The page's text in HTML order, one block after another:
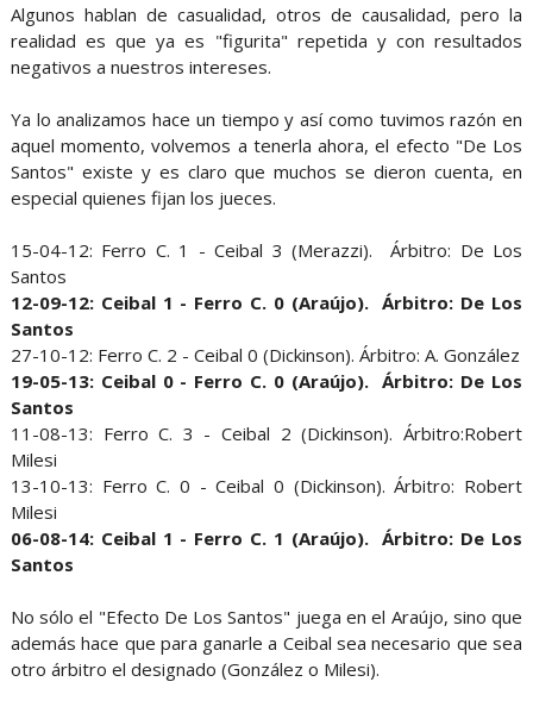
Algunos hablan de casualidad, otros de causalidad, pero la
realidad es que ya es "figurita" repetida y con resultados
negativos a nuestros intereses.
Ya lo analizamos hace un tiempo y así como tuvimos razón en
aquel momento, volvemos a tenerla ahora, el efecto "De Los
Santos" existe y es claro que muchos se dieron cuenta, en
especial quienes fijan los jueces.
15-04-12: Ferro C. 1 - Ceibal 3 (Merazzi). Árbitro: De Los
Santos
12-09-12: Ceibal 1 - Ferro C. 0 (Araújo). Árbitro: De Los
Santos
27-10-12: Ferro C. 2 - Ceibal 0 (Dickinson). Árbitro: A. González
19-05-13: Ceibal 0 - Ferro C. 0 (Araújo). Árbitro: De Los
Santos
11-08-13: Ferro C. 3 - Ceibal 2 (Dickinson). Árbitro:Robert
Milesi
13-10-13: Ferro C. 0 - Ceibal 0 (Dickinson). Árbitro: Robert
Milesi
06-08-14: Ceibal 1 - Ferro C. 1 (Araújo). Árbitro: De Los
Santos
No sólo el "Efecto De Los Santos" juega en el Araújo, sino que
además hace que para ganarle a Ceibal sea necesario que sea
otro árbitro el designado (González o Milesi).